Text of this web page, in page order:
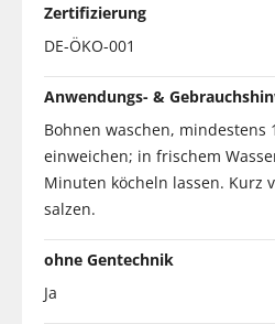
Zertifizierung
DE-ÖKO-001
Anwendungs- &
Bohnen waschen, mindestens
einweichen; in frischem
Minuten köcheln lassen. Kurz
salzen.
ohne Gentechnik
Ja